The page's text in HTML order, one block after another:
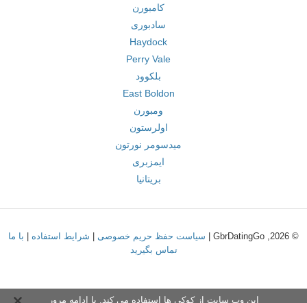
کامبورن
سادبوری
Haydock
Perry Vale
بلکوود
East Boldon
ومبورن
اولرستون
میدسومر نورتون
ایمزبری
بریتانیا
© 2026, GbrDatingGo | سیاست حفظ حریم خصوصی شرایط استفاده
با ما
تماس بگیرید
این وب سایت از کوکی ها استفاده می کند. با ادامه مرور